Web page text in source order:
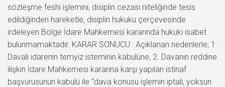
sözleşme feshi işlemini, disiplin cezası niteliğinde tesis
edildiğinden hareketle, disiplin hukuku çerçevesinde
irdeleyen Bölge İdare Mahkemesi kararında hukuki isabet
bulunmamaktadır. KARAR SONUCU : Açıklanan nedenlerle; 1.
Davalı idarenin temyiz isteminin kabulüne, 2. Davanın reddine
ilişkin İdare Mahkemesi kararına karşı yapılan istinaf
başvurusunun kabulü ile “dava konusu işlemin iptali, yoksun